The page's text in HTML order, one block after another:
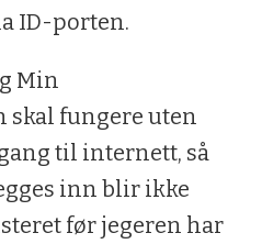
ID-porten.
Min
skal fungere uten
til internett, så
inn blir ikke
før jegeren har